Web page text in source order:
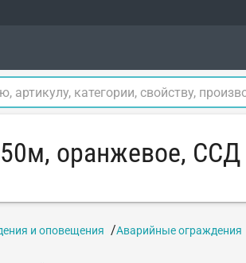
оранжевое, ССД
и оповещения Аварийные ограждения